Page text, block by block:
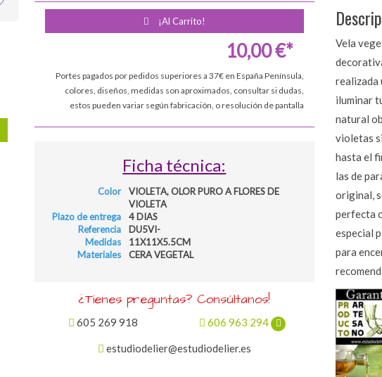
¡Al Carrito!
10,00 €*
Portes pagados por pedidos superiores a 37€ en España Península,
colores, diseños, medidas son aproximados, consultar si dudas,
estos pueden variar según fabricación, o resolución de pantalla
Ficha técnica:
Color
VIOLETA, OLOR PURO A FLORES DE
VIOLETA
Plazo de entrega
4 DIAS
Referencia
DU5VI-
Medidas
11X11X5.5CM
Materiales
CERA VEGETAL
¿Tienes preguntas? Consúltanos!
605 269 918 606 963 294
estudiodelier@estudiodelier.es
Vela
realizada
iluminar
natural
violetas
hasta el
las de
original,
perfecta
especial
para